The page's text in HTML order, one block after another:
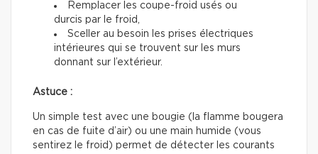
Remplacer les coupe-froid usés ou
durcis par le froid,
Sceller au besoin les prises électriques
intérieures qui se trouvent sur les murs
donnant sur l’extérieur.
Astuce :
Un simple test avec une bougie (la flamme bougera
en cas de fuite d’air) ou une main humide (vous
sentirez le froid) permet de détecter les courants